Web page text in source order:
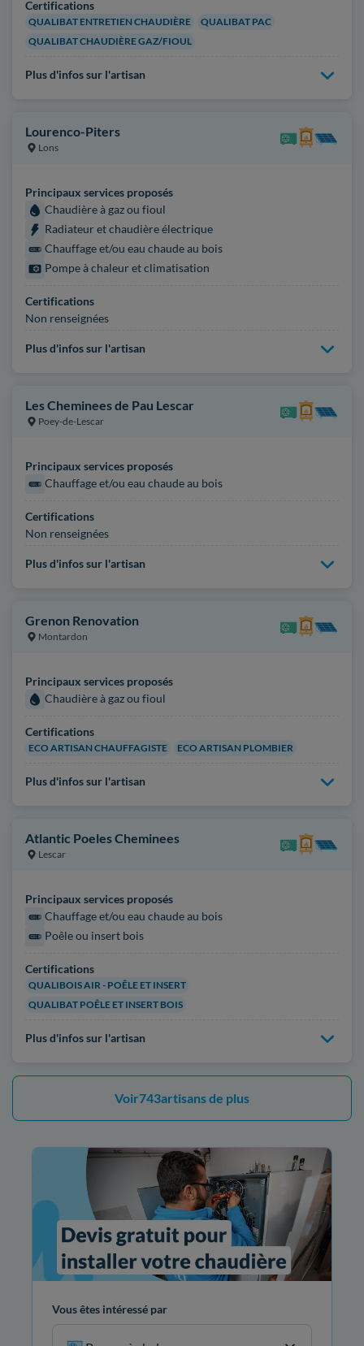
Certifications
QUALIBAT ENTRETIEN CHAUDIÈRE
QUALIBAT PAC
QUALIBAT CHAUDIÈRE GAZ/FIOUL
Plus d'infos sur l'artisan
Lourenco-Piters
Lons
Principaux services proposés
Chaudière à gaz ou fioul
Radiateur et chaudière électrique
Chauffage et/ou eau chaude au bois
Pompe à chaleur et climatisation
Certifications
Non renseignées
Plus d'infos sur l'artisan
Les Cheminees de Pau Lescar
Poey-de-Lescar
Principaux services proposés
Chauffage et/ou eau chaude au bois
Certifications
Non renseignées
Plus d'infos sur l'artisan
Grenon Renovation
Montardon
Principaux services proposés
Chaudière à gaz ou fioul
Certifications
ECO ARTISAN CHAUFFAGISTE ECO ARTISAN PLOMBIER
Plus d'infos sur l'artisan
Atlantic Poeles Cheminees
Lescar
Principaux services proposés
Chauffage et/ou eau chaude au bois
Poêle ou insert bois
Certifications
QUALIBOIS AIR - POÊLE ET INSERT
QUALIBAT POÊLE ET INSERT BOIS
Plus d'infos sur l'artisan
Voir743artisans de plus
Vous êtes intéressé par